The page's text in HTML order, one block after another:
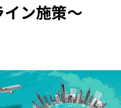
ン施策〜